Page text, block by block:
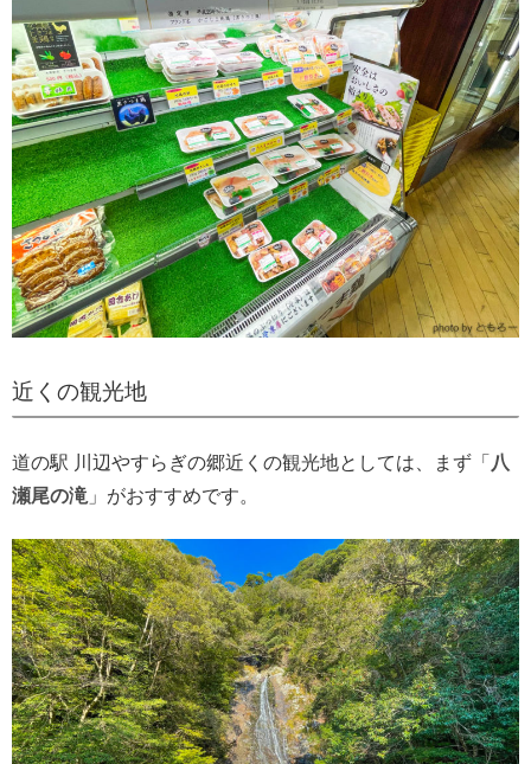
近くの観光地
道の駅 川辺やすらぎの郷近くの観光地としては、まず「 八
瀬尾の滝 」がおすすめです。